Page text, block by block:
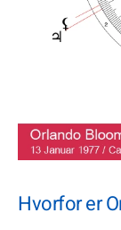
Hvorfor er